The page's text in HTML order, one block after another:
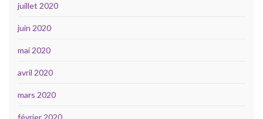
juillet 2020
juin 2020
mai 2020
avril 2020
mars 2020